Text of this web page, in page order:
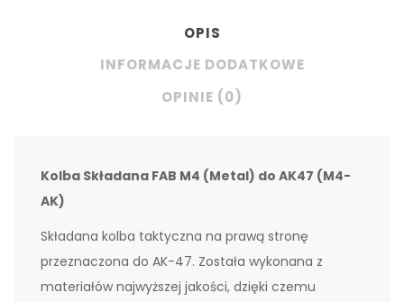
OPIS
INFORMACJE DODATKOWE
OPINIE (0)
Kolba Składana FAB M4 (Metal) do AK47 (M4-
AK)
Składana kolba taktyczna na prawą stronę
przeznaczona do AK-47. Została wykonana z
materiałów najwyższej jakości, dzięki czemu